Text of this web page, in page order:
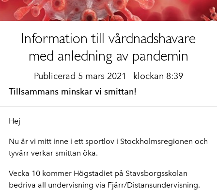
Information till vårdnadshavare
med anledning av pandemin
Publicerad 5 mars 2021 klockan 8:39
Tillsammans minskar vi smittan!
Hej
Nu är vi mitt inne i ett sportlov i Stockholmsregionen och
tyvärr verkar smittan öka.
Vecka 10 kommer Högstadiet på Stavsborgsskolan
bedriva all undervisning via Fjärr/Distansundervisning.